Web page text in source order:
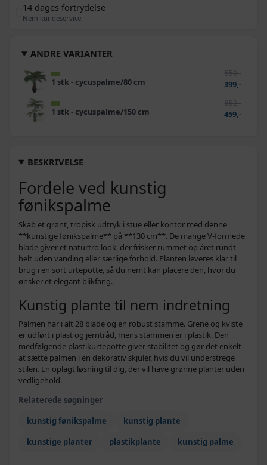
14 dages fortrydelse
Nem kundeservice
BESKRIVELSE
Fordele ved kunstig
fønikspalme
Skab et grønt, tropisk udtryk i stue eller kontor med denne
**kunstige fønikspalme** på **130 cm**. De mange V-formede
blade giver et naturtro look, der frisker rummet op året rundt -
helt uden vanding eller særlige forhold. Planten leveres klar til
brug i en sort urtepotte, så du nemt kan placere den, hvor du
ønsker et elegant blikfang.
Kunstig plante til nem indretning
Palmen har i alt 28 blade og en robust stamme. Grene og kviste
er udført i plast og jerntråd, mens stammen er i plastik. Den
medfølgende plastikurtepotte giver stabilitet og gør det enkelt
at sætte palmen i en dekorativ skjuler, hvis du vil understrege
stilen. En oplagt løsning til dig, der vil have grønne planter uden
vedligehold.
Relaterede søgninger
kunstig fønikspalme
kunstig plante
kunstige planter
plastikplante kunstig palme
ANDRE VARIANTER
1 stk - cycuspalme/80 cm
550,-
399,-
1 stk - cycuspalme/150 cm
852,-
459,-